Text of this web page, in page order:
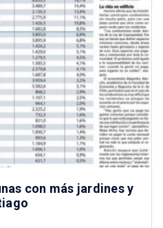
con más jardines y